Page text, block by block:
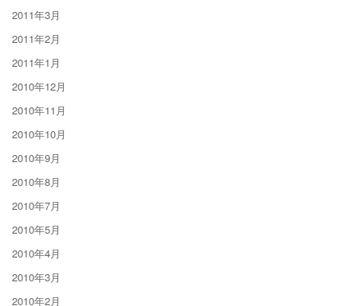
2011年3月
2011年2月
2011年1月
2010年12月
2010年11月
2010年10月
2010年9月
2010年8月
2010年7月
2010年5月
2010年4月
2010年3月
2010年2月